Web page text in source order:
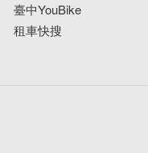
臺中YouBike
租車快搜